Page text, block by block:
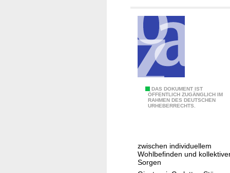
ä
l
c
h
l
t
e
r
w
a
d
e
DAS DOKUMENT IST
ÖFFENTLICH ZUGÄNGLICH IM
RAHMEN DES DEUTSCHEN
URHEBERRECHTS.
s
z
zwischen individuellem
Wohlbefinden und
Sorgen